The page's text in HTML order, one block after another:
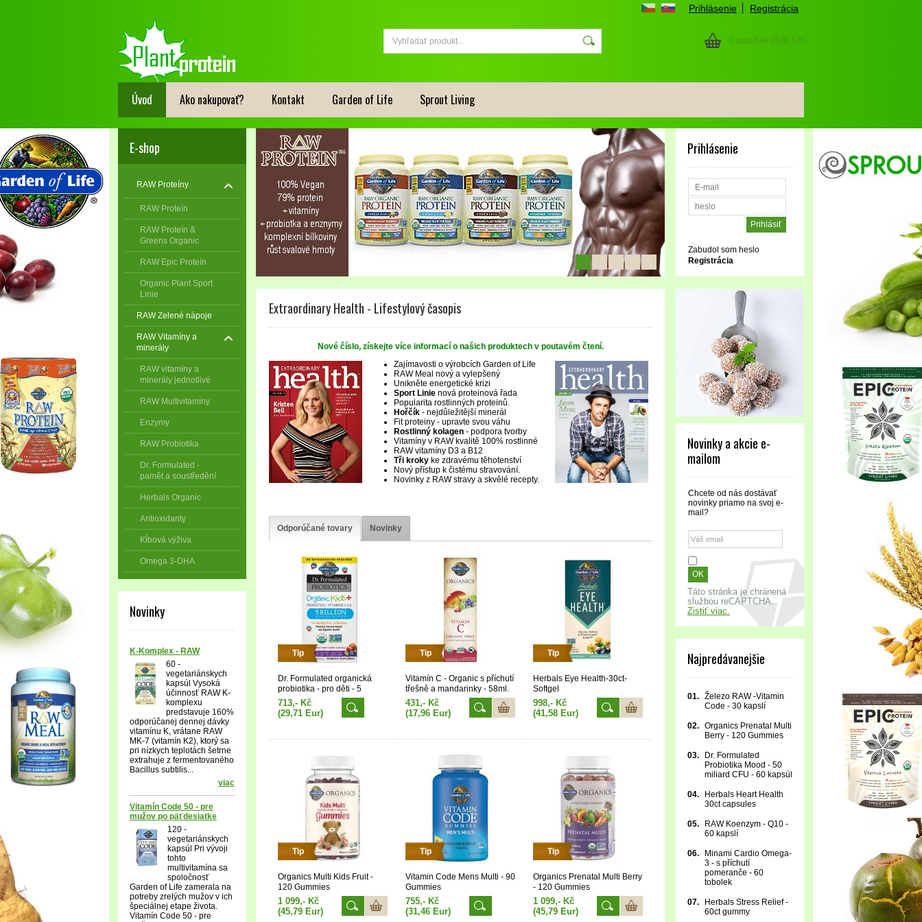
Prihlásenie Registrácia
0 položiek (0,00 Kč)
Úvod Ako nakupovať? Kontakt Garden of Life Sprout Living
E-shop
RAW Proteíny
RAW Proteín
RAW Proteín &
Greens Organic
RAW Epic Proteín
Organic Plant Sport
Linie
RAW Zelené nápoje
RAW Vitamíny a
minerály
RAW vitamíny a
minerály jednotlivé
RAW Multivitamíny
Enzymy
RAW Probiotika
Dr. Formulated -
pamět a soustředění
Herbals Organic
Antioxidanty
Kĺbová výživa
Omega 3-DHA
Novinky
K-Komplex - RAW
60 -
vegetariánskych
kapsúl Vysoká
účinnosť RAW K-
komplexu
predstavuje 160%
odporúčanej dennej dávky
vitamínu K, vrátane RAW
MK-7 (vitamín K2), ktorý sa
pri nízkych teplotách šetrne
extrahuje z fermentovaného
Bacillus subtilis...
viac
Vitamín Code 50 - pre
mužov po päťdesiatke
120 -
vegetariánskych
kapsúl Pri vývoji
tohto
multivitamína sa
spoločnosť
Garden of Life zamerala na
potreby zrelých mužov v ich
špeciálnej etape života.
Vitamín Code 50 - pre
Extraordinary Health - Lifestylový časopis
Nové číslo, získejte více informací o našich produktech v poutavém čtení.
Zajímavosti o výrobcích Garden of Life
RAW Meal nový a vylepšený
Unikněte energetické krizi
Sport Linie nová proteinová řada
Popularita rostlinných proteinů.
Hořčík - nejdůležitější minerál
Fit proteiny - upravte svou váhu
Rostlinný kolagen - podpora tvorby
Vitamíny v RAW kvalitě 100% rostlinné
RAW vitamíny D3 a B12
Tři kroky ke zdravému těhotenství
Nový přístup k čistému stravování.
Novinky z RAW stravy a skvělé recepty.
Odporúčané tovary Novinky
Tip
Dr. Formulated organická
probiotika - pro děti - 5
miliard CFU s příchutí lesního
ovoce a třešně 30 tablet
713,- Kč
(29,71 Eur)
Tip
Vitamín C - Organic s příchutí
třešně a mandarinky - 58ml.
sprej
431,- Kč
(17,96 Eur)
Tip
Herbals Eye Health-30ct-
Softgel
998,- Kč
(41,58 Eur)
Tip
Organics Multi Kids Fruit -
120 Gummies
1 099,- Kč
(45,79 Eur)
Tip
Vitamin Code Mens Multi - 90
Gummies
755,- Kč
(31,46 Eur)
Tip
Organics Prenatal Multi Berry
- 120 Gummies
1 099,- Kč
(45,79 Eur)
Prihlásenie
Zabudol som heslo
Registrácia
Novinky a akcie e-
mailom
Chcete od nás dostávať
novinky priamo na svoj e-
mail?
Táto stránka je chránená
službou reCAPTCHA.
Zistiť viac.
Najpredávanejšie
01. Železo RAW -Vitamin
Code - 30 kapslí
02. Organics Prenatal Multi
Berry - 120 Gummies
03.
Dr. Formulated
Probiotika Mood - 50
miliard CFU - 60 kapsúl
04.
Herbals Heart Health
30ct capsules
05.
RAW Koenzym - Q10 -
60 kapslí
06.
Minami Cardio Omega-
3 - s příchutí
pomeranče - 60
tobolek
07.
Herbals Stress Relief -
60ct gummy